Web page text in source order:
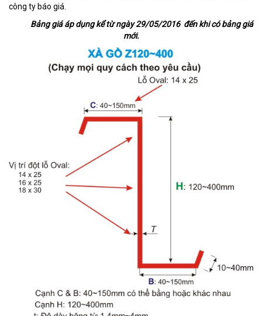
công ty báo giá.
Bảng giá áp dụng kể từ ngày 29/05/2016 đến khi có bảng giá
mới.